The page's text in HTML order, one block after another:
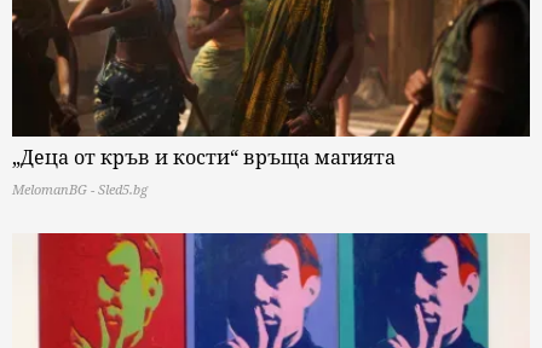
„Деца от кръв и кости“ връща магията
MelomanBG - Sled5.bg